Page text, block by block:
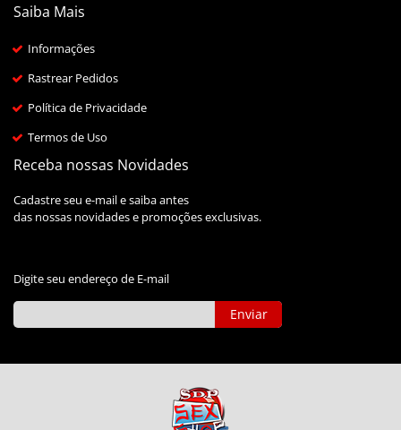
Saiba Mais
Informações
Rastrear Pedidos
Política de Privacidade
Termos de Uso
Receba nossas Novidades
Cadastre seu e-mail e saiba antes
das nossas novidades e promoções exclusivas.
Digite seu endereço de E-mail
Enviar